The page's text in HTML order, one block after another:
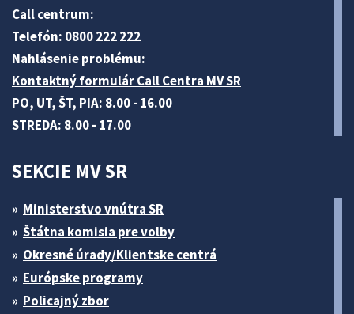
Call centrum:
Telefón: 0800 222 222
Nahlásenie problému:
Kontaktný formulár Call Centra MV SR
PO, UT, ŠT, PIA: 8.00 - 16.00
STREDA: 8.00 - 17.00
SEKCIE MV SR
Ministerstvo vnútra SR
Štátna komisia pre volby
Okresné úrady/Klientske centrá
Európske programy
Policajný zbor